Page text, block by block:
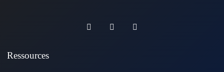
Ressources